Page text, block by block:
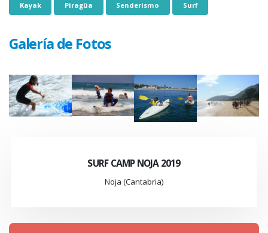
Kayak Piragüa Senderismo Surf
Galería de Fotos
SURF CAMP NOJA 2019
Noja (Cantabria)